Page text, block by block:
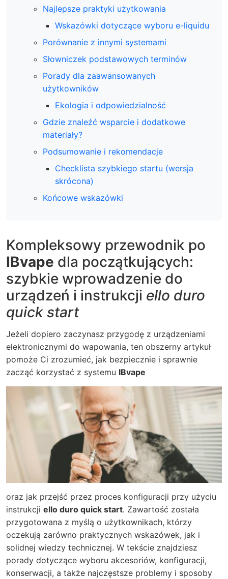
Najlepsze praktyki użytkowania
Wskazówki dotyczące wyboru e-liquidu
Porównanie z innymi systemami
Słowniczek podstawowych terminów
Porady dla zaawansowanych
użytkowników
Ekologia i odpowiedzialność
Gdzie znaleźć wsparcie i dodatkowe
materiały?
Podsumowanie i rekomendacje
Checklista szybkiego startu (wersja
skrócona)
Końcowe wskazówki
Kompleksowy przewodnik po
IBvape dla początkujących:
szybkie wprowadzenie do
urządzeń i instrukcji ello duro
quick start
Jeżeli dopiero zaczynasz przygodę z urządzeniami
elektronicznymi do wapowania, ten obszerny artykuł
pomoże Ci zrozumieć, jak bezpiecznie i sprawnie
zacząć korzystać z systemu IBvape
oraz jak przejść przez proces konfiguracji przy użyciu
instrukcji ello duro quick start. Zawartość została
przygotowana z myślą o użytkownikach, którzy
oczekują zarówno praktycznych wskazówek, jak i
solidnej wiedzy technicznej. W tekście znajdziesz
porady dotyczące wyboru akcesoriów, konfiguracji,
konserwacji, a także najczęstsze problemy i sposoby